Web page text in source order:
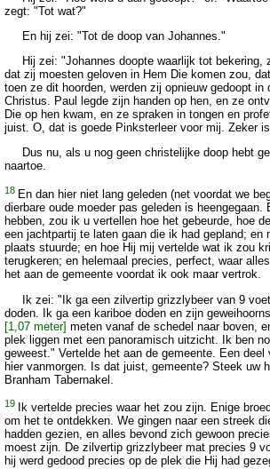
zegt: "Tot wat?"
En hij zei: "Tot de doop van Johannes."
Hij zei: "Johannes doopte waarlijk tot bekering,
dat zij moesten geloven in Hem Die komen zou,
toen ze dit hoorden, werden zij opnieuw gedoopt in
Christus. Paul legde zijn handen op hen, en ze
Die op hen kwam, en ze spraken in tongen en
juist. O, dat is goede Pinksterleer voor mij. Zeker
Dus nu, als u nog geen christelijke doop hebt
naartoe.
18 En dan hier niet lang geleden (net voordat we
dierbare oude moeder pas geleden is
hebben, zou ik u vertellen hoe het gebeurde, hoe
een jachtpartij te laten gaan die ik had gepland; en
plaats stuurde; en hoe Hij mij vertelde wat ik zou
terugkeren; en helemaal precies, perfect, waar
het aan de gemeente voordat ik ook maar vertrok.
Ik zei: "Ik ga een zilvertip grizzlybeer van 9 voet
doden. Ik ga een kariboe doden en zijn
[1,07 meter] meten vanaf de schedel naar boven,
plek liggen met een panoramisch uitzicht. Ik ben
geweest." Vertelde het aan de gemeente. Een
hier vanmorgen. Is dat juist, gemeente? Steek uw
Branham Tabernakel.
19
Ik vertelde precies waar het zou zijn. Enige
om het te ontdekken. We gingen naar een streek
hadden gezien, en alles bevond zich gewoon
moest zijn. De zilvertip grizzlybeer mat precies 9
hij werd gedood precies op de plek die Hij had